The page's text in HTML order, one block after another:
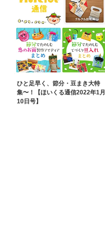
ひと足早く、節分・豆まき大特
集〜！【ほいくる通信2022年1月
10日号】